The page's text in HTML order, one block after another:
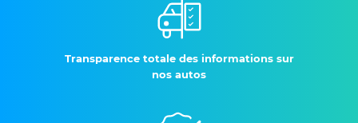
Transparence totale des informations sur
nos autos